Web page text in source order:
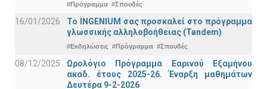
#Πρόγραμμα #Σπουδές
16/01/2026
Το INGENIUM σας προσκαλεί στο πρόγραμμα
γλωσσικής αλληλοβοήθειας (Tandem)
#Εκδηλώσεις #Πρόγραμμα #Σπουδές
08/12/2025
Ωρολόγιο Πρόγραμμα Εαρινού Εξαμήνου
ακαδ. έτους 2025-26. Έναρξη μαθημάτων
Δευτέρα 9-2-2026